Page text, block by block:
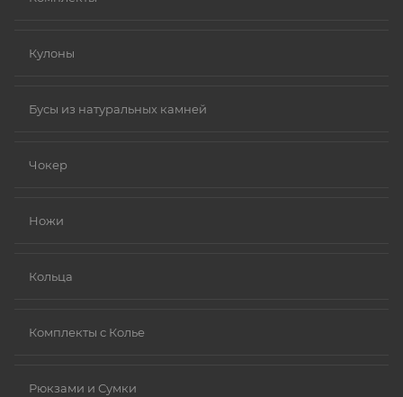
Кулоны
Бусы из натуральных камней
Чокер
Ножи
Кольца
Комплекты с Колье
Рюкзами и Сумки